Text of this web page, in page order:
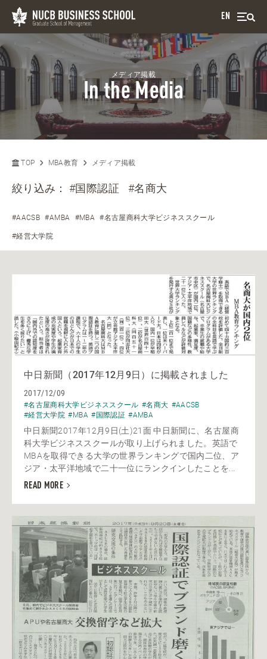
EN
メディア掲載
In the Media
TOP MBA教育 メディア掲載
絞り込み：#国際認証 #名商大
#AACSB #AMBA #MBA #名古屋商科大学ビジネススクール
#経営大学院
中日新聞（2017年12月9日）に掲載されました
2017/12/09
#名古屋商科大学ビジネススクール #名商大 #AACSB
#経営大学院 #MBA #国際認証 #AMBA
中日新聞2017年12月9日(土)21面 中日新聞に、名古屋商
科大学ビジネススクールが取り上げられました。英語で
MBAを取得できる大学の世界ランキングで国内二位、ア
ジア・太平洋地域で二十一位にランクインしたことを...
READ MORE